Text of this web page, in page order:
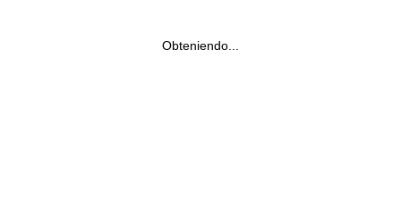
Obteniendo...